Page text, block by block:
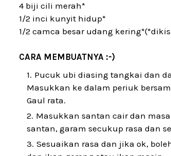
4 biji cili merah*
1/2 inci kunyit hidup*
1/2 camca besar udang
CARA MEMBUATNYA :-)
Pucuk ubi diasing tangkai dan
Masukkan ke dalam periuk
Gaul rata.
Masukkan santan cair dan
santan, garam secukup rasa dan
Sesuaikan rasa dan jika ok,